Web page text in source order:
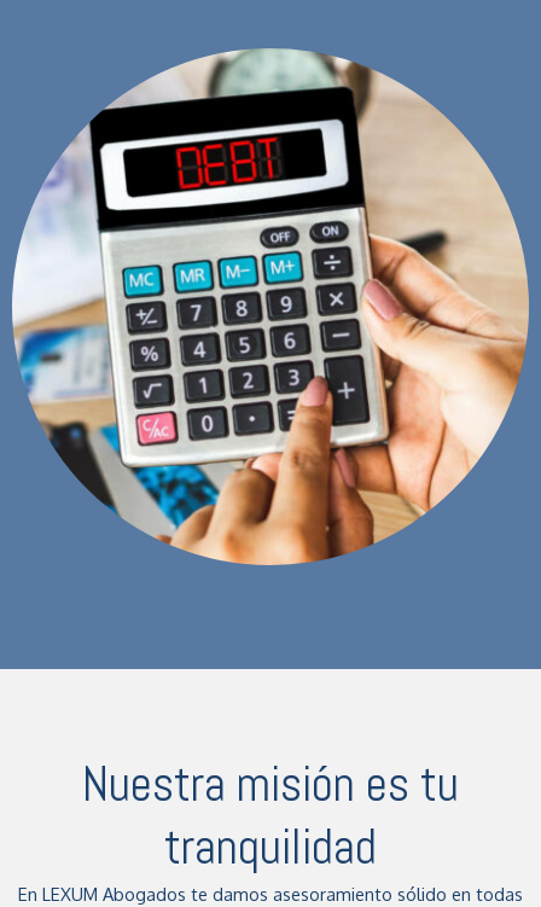
Nuestra misión es tu
tranquilidad
En LEXUM Abogados te damos asesoramiento sólido en todas